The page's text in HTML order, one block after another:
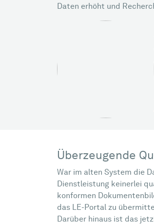
Daten erhöht und
Überzeugende
War im alten System die
Dienstleistung keinerlei
konformen
das LE-Portal zu
Darüber hinaus ist das